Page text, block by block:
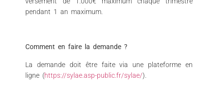
pendant 1 an maximum.
Comment en faire la demande ?
La demande doit être faite via une plateforme en
ligne (https://sylae.asp-public.fr/sylae/).